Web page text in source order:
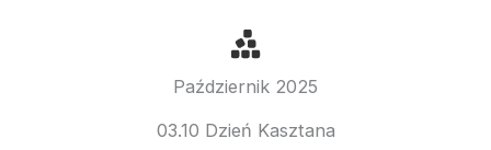
Październik 2025
03.10 Dzień Kasztana